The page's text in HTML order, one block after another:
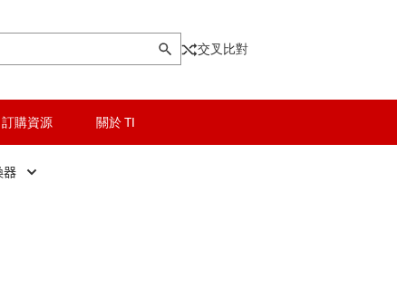
交叉比對
訂購資源 關於 TI
器